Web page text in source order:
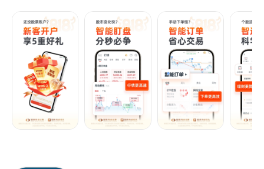
*投资有风险，入市需谨慎
【闪速全球行情】 1.行情速度稳居行业前列，刷新速度
毫秒级响应；2.Level-2 Plus还原真实委托单，深市更
提供千档行情；
【场景交易/账户】1.简单几步即完成交易，分时图也
支持闪电下单；2.智能打新可提前预约一周新股申购，
360°全景账户打造专属投资对账单；
【前沿人工智能】1.异动雷达智能盯盘，实时推送个股